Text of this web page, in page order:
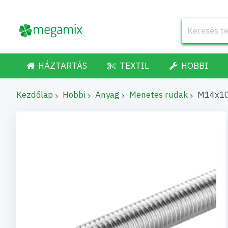
HÁZTARTÁS TEXTIL HOBBI
Kezdőlap Hobbi Anyag Menetes rudak